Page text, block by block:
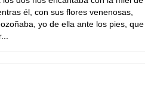
él, con sus flores venenosas,
yo de ella ante los pies, que